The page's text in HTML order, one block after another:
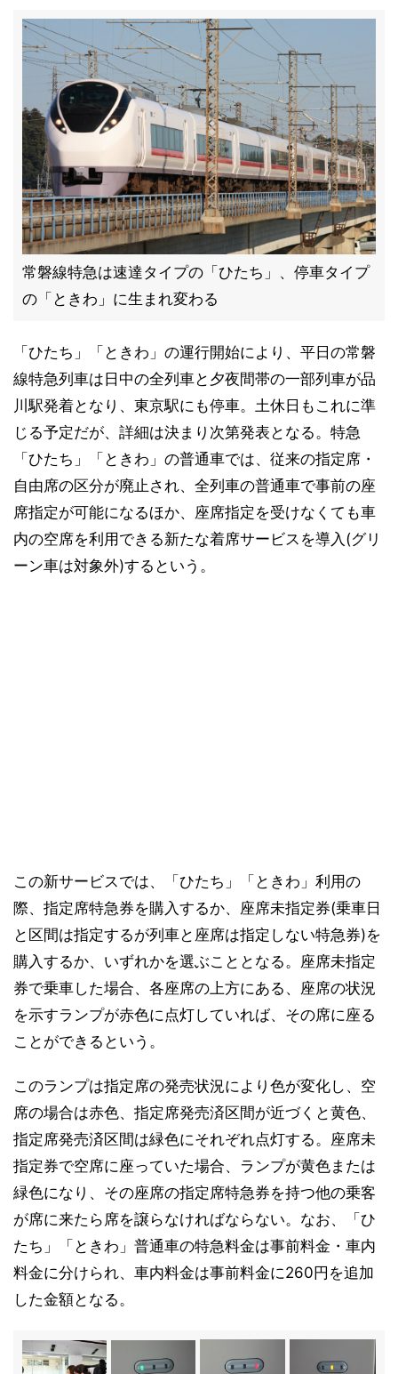
常磐線特急は速達タイプの「ひたち」、停車タイプ
の「ときわ」に生まれ変わる
「ひたち」「ときわ」の運行開始により、平日の常磐
線特急列車は日中の全列車と夕夜間帯の一部列車が品
川駅発着となり、東京駅にも停車。土休日もこれに準
じる予定だが、詳細は決まり次第発表となる。特急
「ひたち」「ときわ」の普通車では、従来の指定席・
自由席の区分が廃止され、全列車の普通車で事前の座
席指定が可能になるほか、座席指定を受けなくても車
内の空席を利用できる新たな着席サービスを導入(グリ
ーン車は対象外)するという。
この新サービスでは、「ひたち」「ときわ」利用の
際、指定席特急券を購入するか、座席未指定券(乗車日
と区間は指定するが列車と座席は指定しない特急券)を
購入するか、いずれかを選ぶこととなる。座席未指定
券で乗車した場合、各座席の上方にある、座席の状況
を示すランプが赤色に点灯していれば、その席に座る
ことができるという。
このランプは指定席の発売状況により色が変化し、空
席の場合は赤色、指定席発売済区間が近づくと黄色、
指定席発売済区間は緑色にそれぞれ点灯する。座席未
指定券で空席に座っていた場合、ランプが黄色または
緑色になり、その座席の指定席特急券を持つ他の乗客
が席に来たら席を譲らなければならない。なお、「ひ
たち」「ときわ」普通車の特急料金は事前料金・車内
料金に分けられ、車内料金は事前料金に260円を追加
した金額となる。